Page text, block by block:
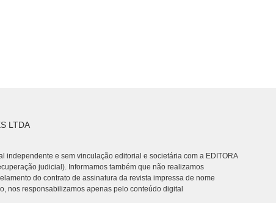
LTDA
independente e sem vinculação editorial e societária com a EDITORA
judicial). Informamos também que não realizamos
do contrato de assinatura da revista impressa de nome
nos responsabilizamos apenas pelo conteúdo digital